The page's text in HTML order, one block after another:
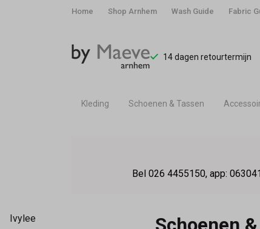
Home Shop Arnhem Wash Guide Fabric
14 dagen retourtermijn
Kleding Schoenen & Tassen
-
Bel 026 4455150, app:
Ivylee